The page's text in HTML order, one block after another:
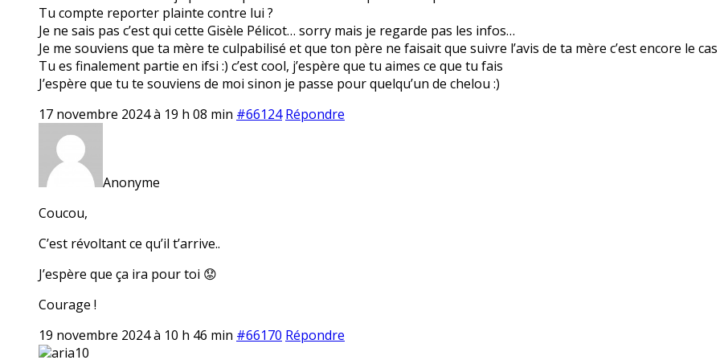
Tu compte reporter plainte contre lui ?
Je ne sais pas c’est qui cette Gisèle Pélicot… sorry mais je regarde pas les infos…
Je me souviens que ta mère te culpabilisé et que ton père ne faisait que suivre l’avis de ta mère c’est encore le cas
Tu es finalement partie en ifsi :) c’est cool, j’espère que tu aimes ce que tu fais
J’espère que tu te souviens de moi sinon je passe pour quelqu’un de chelou :)
17 novembre 2024 à 19 h 08 min #66124 Répondre
Anonyme
Coucou,
C’est révoltant ce qu’il t’arrive..
J’espère que ça ira pour toi 😟
Courage !
19 novembre 2024 à 10 h 46 min #66170 Répondre
aria10